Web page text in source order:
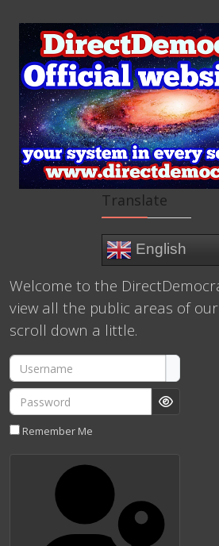
Translate
English
Welcome to the
view all the public areas of
scroll down a little.
Username
Password
Show
Remember Me